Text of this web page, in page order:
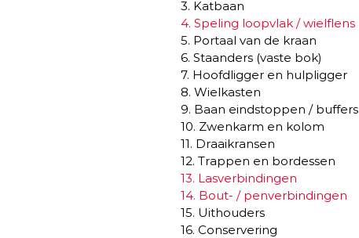
3. Katbaan
4. Speling loopvlak / wielflens
5. Portaal van de kraan
6. Staanders (vaste bok)
7. Hoofdligger en hulpligger
8. Wielkasten
9. Baan eindstoppen / buffers
10. Zwenkarm en kolom
11. Draaikransen
12. Trappen en bordessen
13. Lasverbindingen
14. Bout- / penverbindingen
15. Uithouders
16. Conservering